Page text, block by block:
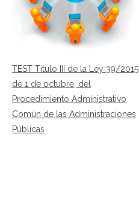
TEST Título III de la Ley 39/2015,
de 1 de octubre, del
Procedimiento Administrativo
Común de las Administraciones
Públicas